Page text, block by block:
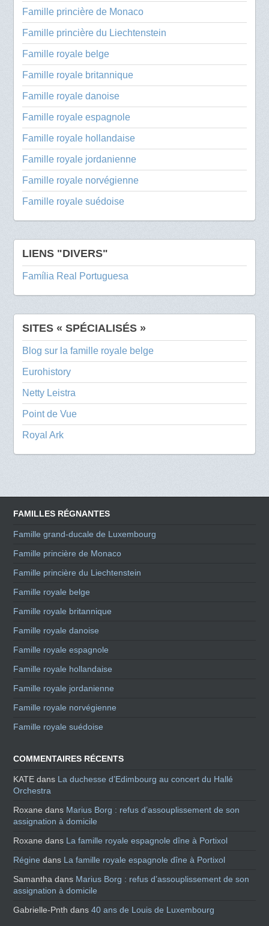
Famille princière de Monaco
Famille princière du Liechtenstein
Famille royale belge
Famille royale britannique
Famille royale danoise
Famille royale espagnole
Famille royale hollandaise
Famille royale jordanienne
Famille royale norvégienne
Famille royale suédoise
LIENS "DIVERS"
Família Real Portuguesa
SITES « SPÉCIALISÉS »
Blog sur la famille royale belge
Eurohistory
Netty Leistra
Point de Vue
Royal Ark
FAMILLES RÉGNANTES
Famille grand-ducale de Luxembourg
Famille princière de Monaco
Famille princière du Liechtenstein
Famille royale belge
Famille royale britannique
Famille royale danoise
Famille royale espagnole
Famille royale hollandaise
Famille royale jordanienne
Famille royale norvégienne
Famille royale suédoise
COMMENTAIRES RÉCENTS
KATE dans La duchesse d’Edimbourg au concert du Hallé
Orchestra
Roxane dans Marius Borg : refus d’assouplissement de son
assignation à domicile
Roxane dans La famille royale espagnole dîne à Portixol
Régine dans La famille royale espagnole dîne à Portixol
Samantha dans Marius Borg : refus d’assouplissement de son
assignation à domicile
Gabrielle-Pnth dans40 ans de Louis de Luxembourg